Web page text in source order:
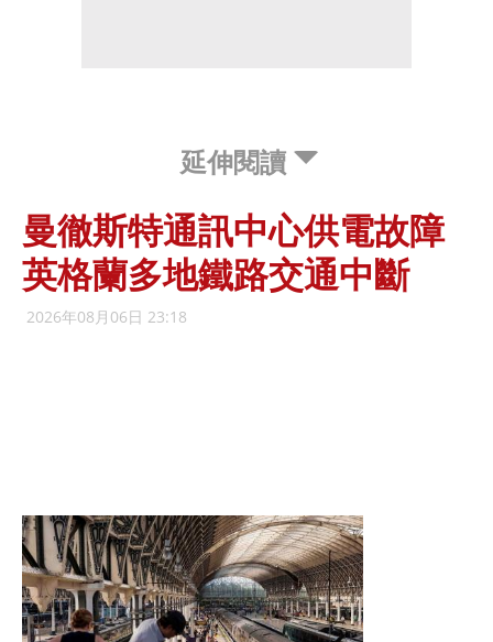
延伸閱讀
曼徹斯特通訊中心供電故障
英格蘭多地鐵路交通中斷
2026年08月06日 23:18